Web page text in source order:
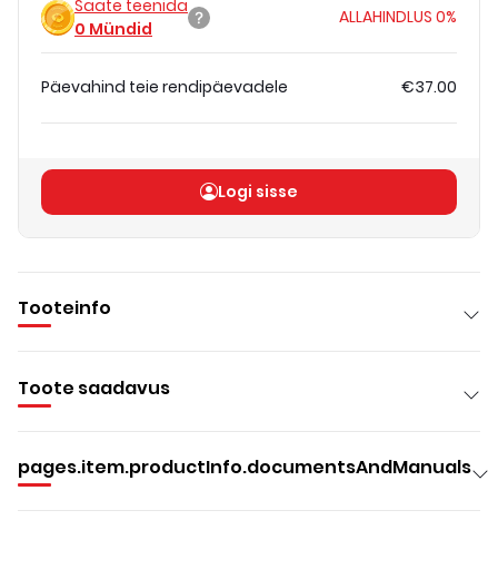
Saate teenida
0 Mündid
ALLAHINDLUS 0%
Päevahind teie rendipäevadele €37.00
Logi sisse
Tooteinfo
Toote saadavus
pages.item.productInfo.documentsAndManuals